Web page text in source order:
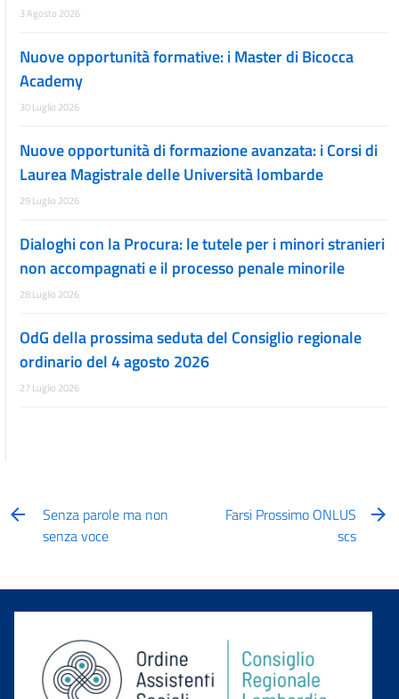
3 Agosto 2026
Nuove opportunità formative: i Master di Bicocca
Academy
30 Luglio 2026
Nuove opportunità di formazione avanzata: i Corsi di
Laurea Magistrale delle Università lombarde
29 Luglio 2026
Dialoghi con la Procura: le tutele per i minori stranieri
non accompagnati e il processo penale minorile
28 Luglio 2026
OdG della prossima seduta del Consiglio regionale
ordinario del 4 agosto 2026
27 Luglio 2026
Senza parole ma non
senza voce
Farsi Prossimo ONLUS
scs